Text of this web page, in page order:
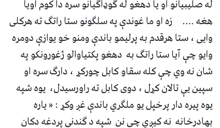
له صلیبیانو او یا دهغو له ګوډاګیانو سره دا کوم اویا
هغه .... زه او ما غوندې په سلګونو ستا راتګ ته هرکلی
وایی ، ستا هرقدم به پرلیمو باندې ومنو خو یوازې دومره
وایو چې آیا ستا راتګ به دهغو پکتیاوالو ژغورونکو په
شان نه وي چې کله سقاو کابل چورکړ ، دارګ سره او
سپین یې تالان کړل ، دوی کابل ته راورسیدل، یوه شپه
یوه پیره دار پرخپل یو ملګري باندې غږ وکړ : « یاره
بهادرخانه نه کیږي چې نن شپه د ګندني پردغه دکان